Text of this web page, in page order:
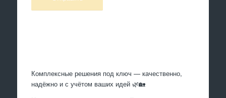
Комплексные решения под ключ — качественно,
надёжно и с учётом ваших идей 🌿🏡